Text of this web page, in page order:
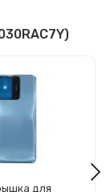
для